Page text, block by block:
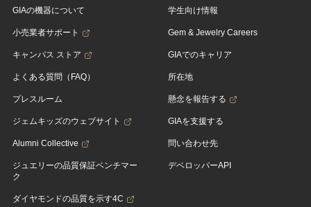
GIAの機器について
小売業者サポート
キャンパス ストア
よくある質問（FAQ）
プレスルーム
ジェムキッズのウェブサイト
Alumni Collective
ジュエリーの品質保証ベンチマー
ク
ダイヤモンドの品質を示す4C
学生向け情報
Gem & Jewelry Careers
GIAでのキャリア
所在地
懸念を報告する
GIAを支援する
問い合わせ先
デベロッパーAPI